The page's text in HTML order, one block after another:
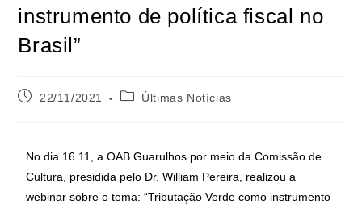
instrumento de política fiscal no
Brasil”
22/11/2021 Últimas Notícias
No dia 16.11, a OAB Guarulhos por meio da Comissão de
Cultura, presidida pelo Dr. William Pereira, realizou a
webinar sobre o tema: “Tributação Verde como instrumento